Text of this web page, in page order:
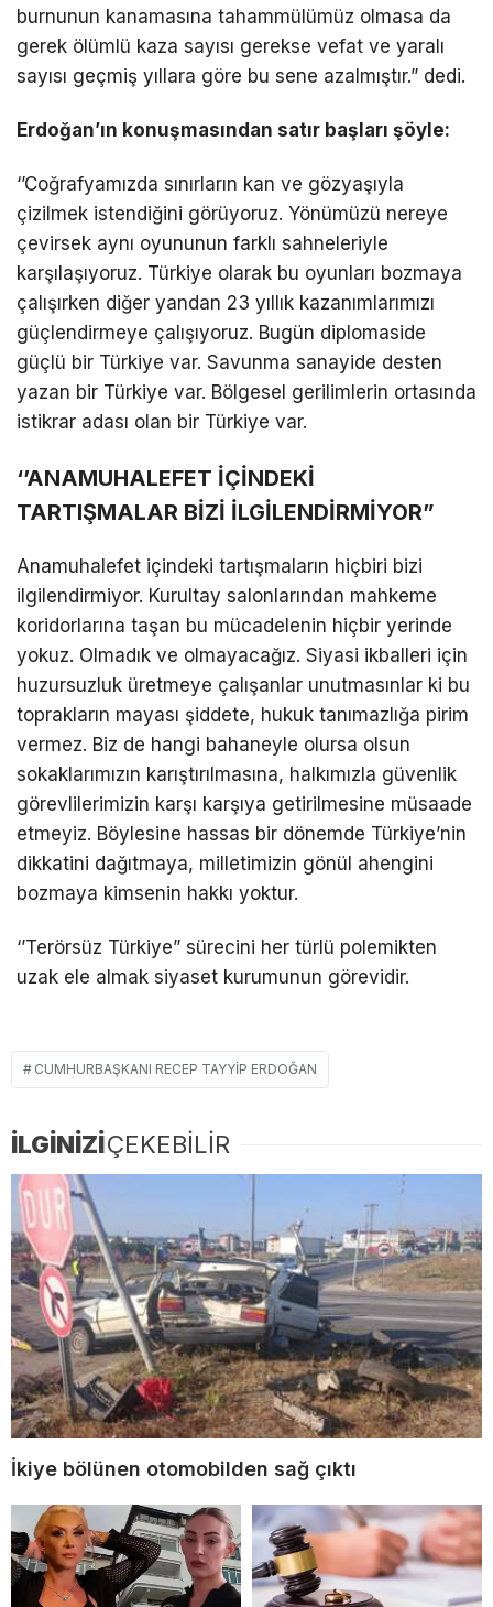
burnunun kanamasına tahammülümüz olmasa da
gerek ölümlü kaza sayısı gerekse vefat ve yaralı
sayısı geçmiş yıllara göre bu sene azalmıştır.” dedi.
Erdoğan’ın konuşmasından satır başları şöyle:
‘’Coğrafyamızda sınırların kan ve gözyaşıyla
çizilmek istendiğini görüyoruz. Yönümüzü nereye
çevirsek aynı oyununun farklı sahneleriyle
karşılaşıyoruz. Türkiye olarak bu oyunları bozmaya
çalışırken diğer yandan 23 yıllık kazanımlarımızı
güçlendirmeye çalışıyoruz. Bugün diplomaside
güçlü bir Türkiye var. Savunma sanayide desten
yazan bir Türkiye var. Bölgesel gerilimlerin ortasında
istikrar adası olan bir Türkiye var.
‘’ANAMUHALEFET İÇİNDEKİ
TARTIŞMALAR BİZİ İLGİLENDİRMİYOR”
Anamuhalefet içindeki tartışmaların hiçbiri bizi
ilgilendirmiyor. Kurultay salonlarından mahkeme
koridorlarına taşan bu mücadelenin hiçbir yerinde
yokuz. Olmadık ve olmayacağız. Siyasi ikballeri için
huzursuzluk üretmeye çalışanlar unutmasınlar ki bu
toprakların mayası şiddete, hukuk tanımazlığa pirim
vermez. Biz de hangi bahaneyle olursa olsun
sokaklarımızın karıştırılmasına, halkımızla güvenlik
görevlilerimizin karşı karşıya getirilmesine müsaade
etmeyiz. Böylesine hassas bir dönemde Türkiye’nin
dikkatini dağıtmaya, milletimizin gönül ahengini
bozmaya kimsenin hakkı yoktur.
‘’Terörsüz Türkiye” sürecini her türlü polemikten
uzak ele almak siyaset kurumunun görevidir.
CUMHURBAŞKANI RECEP TAYYIP ERDOĞAN
İLGİNİZİÇEKEBİLİR
İkiye bölünen otomobilden sağ çıktı